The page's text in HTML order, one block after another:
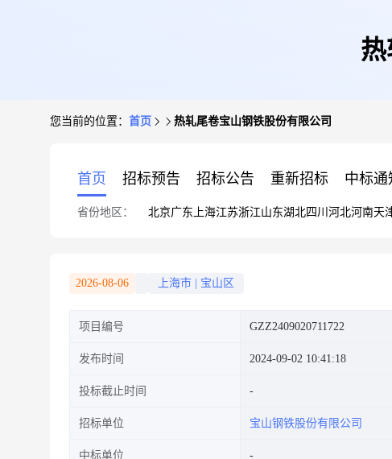
您当前的位置： 首页 热轧尾卷宝山钢铁股份有限公司
首页 招标预告 招标公告 重新招标 中标通
省份地区： 北京广东 上海江苏浙江山东湖北四川 河北河南天
2026-08-06 上海市 宝山区
项目编号 GZZ2409020711722
发布时间 2024-09-02 10:41:18
投标截止时间
招标单位 宝山钢铁股份有限公司
中标单位